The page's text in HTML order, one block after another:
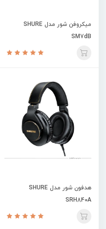
میکروفن شور مدل SHURE
SM7dB
هدفون شور مدل SHURE
SRH840A